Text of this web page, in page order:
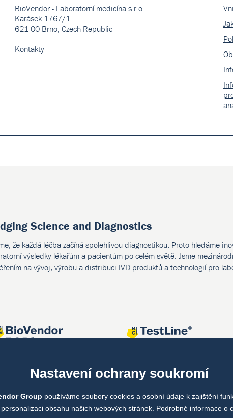
BioVendor - Laboratorní medicína s.r.o.
Karásek 1767/1
621 00 Brno, Czech Republic
Kontakty
Science and Diagnostics
že každá léčba začíná spolehlivou diagnostikou. Proto hledáme
výsledky lékařům a pacientům po celém světě. Jsme
na vývoj, výrobu a distribuci IVD produktů a technologií pro
Nastavení ochrany soukromí
Group používáme soubory cookies a osobní údaje k zajištění
obsahu našich webových stránek. Podrobné informace o